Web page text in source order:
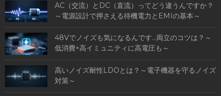
AC（交流）とDC（直流）ってどう違うんですか？
～電源設計で押さえる待機電力とEMIの基本～
48Vでノイズも気になるんです…両立のコツは？～
低消費×高イミュニティに高電圧も～
高いノイズ耐性LDOとは？～電子機器を守るノイズ
対策～